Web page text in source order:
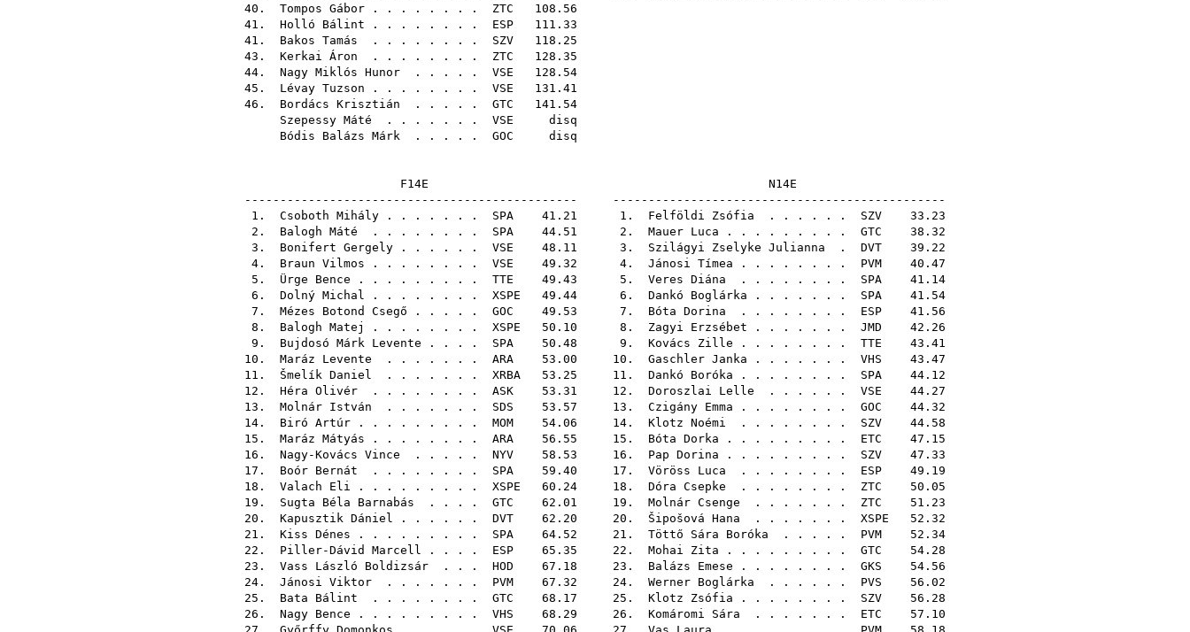
40. Tompos Gábor . . . . . . . . ZTC 108.56
41. Holló Bálint . . . . . . . . ESP 111.33
41. Bakos Tamás . . . . . . . . SZV 118.25
43. Kerkai Áron . . . . . . . . ZTC 128.35
44. Nagy Miklós Hunor . . . . . VSE 128.54
45. Lévay Tuzson . . . . . . . . VSE 131.41
46. Bordács Krisztián . . . . . GTC 141.54
Szepessy Máté . . . . . . . VSE disq
Bódis Balázs Márk . . . . . GOC disq
F14E N14E
----------------------------------------------- -----------------------------------------------
1. Csoboth Mihály . . . . . . . SPA 41.21 1. Felföldi Zsófia . . . . . . SZV 33.23
2. Balogh Máté . . . . . . . . SPA 44.51 2. Mauer Luca . . . . . . . . . GTC 38.32
3. Bonifert Gergely . . . . . . VSE 48.11 3. Szilágyi Zselyke Julianna . DVT 39.22
4. Braun Vilmos . . . . . . . . VSE 49.32 4. Jánosi Tímea . . . . . . . . PVM 40.47
5. Ürge Bence . . . . . . . . . TTE 49.43 5. Veres Diána . . . . . . . . SPA 41.14
6. Dolný Michal . . . . . . . . XSPE 49.44 6. Dankó Boglárka . . . . . . . SPA 41.54
7. Mézes Botond Csegő . . . . . GOC 49.53 7. Bóta Dorina . . . . . . . . ESP 41.56
8. Balogh Matej . . . . . . . . XSPE 50.10 8. Zagyi Erzsébet . . . . . . . JMD 42.26
9. Bujdosó Márk Levente . . . . SPA 50.48 9. Kovács Zille . . . . . . . . TTE 43.41
10. Maráz Levente . . . . . . . ARA 53.00 10. Gaschler Janka . . . . . . . VHS 43.47
11. Šmelík Daniel . . . . . . . XRBA 53.25 11. Dankó Boróka . . . . . . . . SPA 44.12
12. Héra Olivér . . . . . . . . ASK 53.31 12. Doroszlai Lelle . . . . . . VSE 44.27
13. Molnár István . . . . . . . SDS 53.57 13. Czigány Emma . . . . . . . . GOC 44.32
14. Biró Artúr . . . . . . . . . MOM 54.06 14. Klotz Noémi . . . . . . . . SZV 44.58
15. Maráz Mátyás . . . . . . . . ARA 56.55 15. Bóta Dorka . . . . . . . . . ETC 47.15
16. Nagy-Kovács Vince . . . . . NYV 58.53 16. Pap Dorina . . . . . . . . . SZV 47.33
17. Boór Bernát . . . . . . . . SPA 59.40 17. Vöröss Luca . . . . . . . . ESP 49.19
18. Valach Eli . . . . . . . . . XSPE 60.24 18. Dóra Csepke . . . . . . . . ZTC 50.05
19. Sugta Béla Barnabás . . . . GTC 62.01 19. Molnár Csenge . . . . . . . ZTC 51.23
20. Kapusztik Dániel . . . . . . DVT 62.20 20. Šipošová Hana . . . . . . . XSPE 52.32
21. Kiss Dénes . . . . . . . . . SPA 64.52 21. Töttő Sára Boróka . . . . . PVM 52.34
22. Piller-Dávid Marcell . . . . ESP 65.35 22. Mohai Zita . . . . . . . . . GTC 54.28
23. Vass László Boldizsár . . . HOD 67.18 23. Balázs Emese . . . . . . . . GKS 54.56
24. Jánosi Viktor . . . . . . . PVM 67.32 24. Werner Boglárka . . . . . . PVS 56.02
25. Bata Bálint . . . . . . . . GTC 68.17 25. Klotz Zsófia . . . . . . . . SZV 56.28
26. Nagy Bence . . . . . . . . . VHS 68.29 26. Komáromi Sára . . . . . . . ETC 57.10